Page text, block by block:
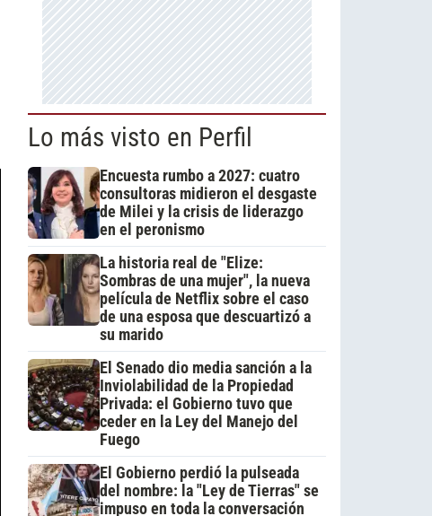
Lo más visto en Perfil
Encuesta rumbo a 2027: cuatro
consultoras midieron el desgaste
de Milei y la crisis de liderazgo
en el peronismo
La historia real de "Elize:
Sombras de una mujer", la nueva
película de Netflix sobre el caso
de una esposa que descuartizó a
su marido
El Senado dio media sanción a la
Inviolabilidad de la Propiedad
Privada: el Gobierno tuvo que
ceder en la Ley del Manejo del
Fuego
El Gobierno perdió la pulseada
del nombre: la "Ley de Tierras" se
impuso en toda la conversación